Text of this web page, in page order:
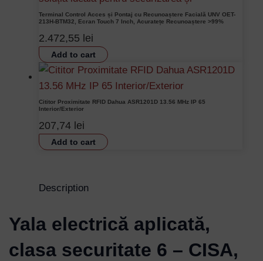
Terminal Control Acces și Pontaj cu Recunoaștere Facială UNV OET-
213H-BTM32, Ecran Touch 7 Inch, Acuratețe Recunoaștere >99%
2.472,55 lei
Add to cart
Cititor Proximitate RFID Dahua ASR1201D 13.56 MHz IP 65
Interior/Exterior
207,74 lei
Add to cart
Description
Yala electrică aplicată,
clasa securitate 6 – CISA,